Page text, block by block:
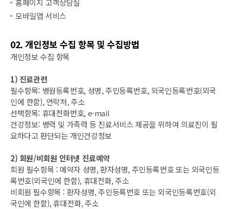
모바일앱 서비스
02. 개인정보 수집 항목 및 수집방법
개인정보 수집 항목
1) 진료관련
필수항목: 병원등록번호, 성명, 주민등록번호, 외국인등록번호(외국
인에 한함), 연락처, 주소
선택항목: 휴대전화번호, e-mail
건강정보: 병력 및 가족력 등 진료서비스 제공을 위하여 의료진이 필
요하다고 판단되는 개인건강정보
2) 회원/비회원 인터넷 진료예약
회원 필수항목 : 예약자 성명, 환자성명, 주민등록번호 또는 외국인등
록번호(외국인에 한함), 휴대전화, 주소
비회원 필수항목 : 환자성명, 주민등록번호 또는 외국인등록번호(외
국인에 한함), 휴대전화, 주소